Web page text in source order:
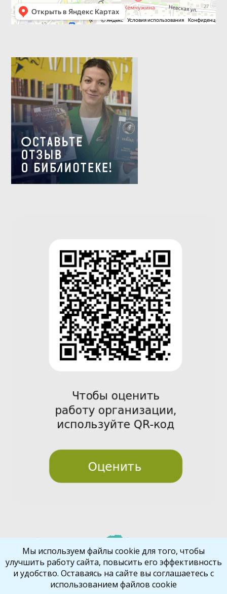
vio
t
Библиокрай© 2026
Мы используем файлы cookie для того, чтобы
улучшить работу сайта, повысить его эффективность
и удобство. Оставаясь на сайте вы соглашаетесь с
использованием файлов cookie